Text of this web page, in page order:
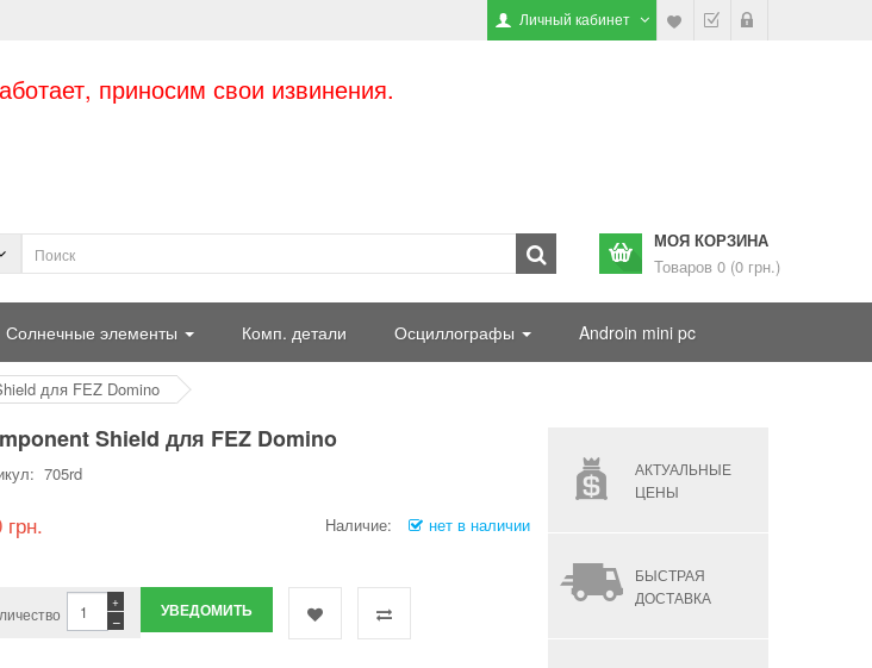
Личный кабинет
приносим свои извинения.
МОЯ КОРЗИНА
Товаров 0 (0 грн.)
Солнечные элементы Комп. детали Осциллографы Androin mini pc
для FEZ Domino
Shield для FEZ Domino
705rd
грн. Наличие: нет в наличии
−
+ УВЕДОМИТЬ
АКТУАЛЬНЫЕ
ЦЕНЫ
БЫСТРАЯ
ДОСТАВКА